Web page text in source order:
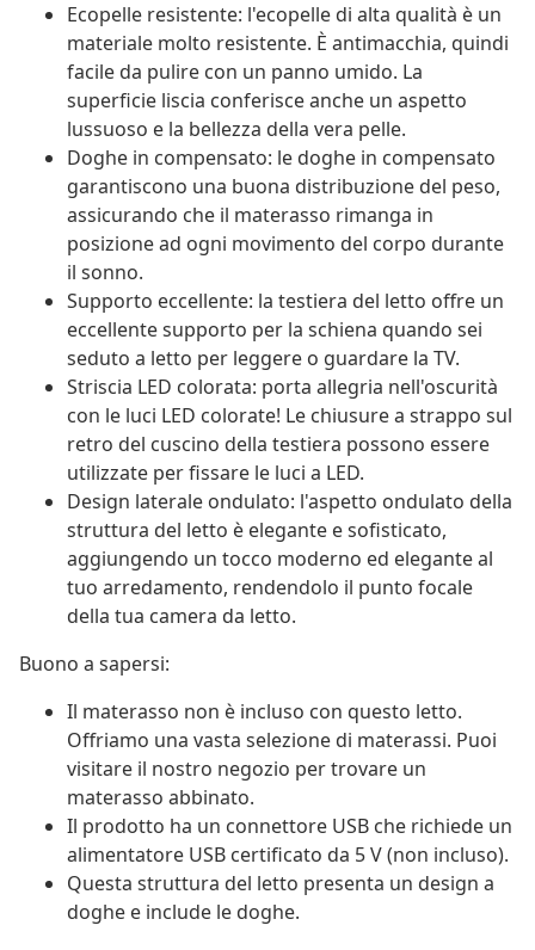
Ecopelle resistente: l'ecopelle di alta qualità è un
materiale molto resistente. È antimacchia, quindi
facile da pulire con un panno umido. La
superficie liscia conferisce anche un aspetto
lussuoso e la bellezza della vera pelle.
Doghe in compensato: le doghe in compensato
garantiscono una buona distribuzione del peso,
assicurando che il materasso rimanga in
posizione ad ogni movimento del corpo durante
il sonno.
Supporto eccellente: la testiera del letto offre un
eccellente supporto per la schiena quando sei
seduto a letto per leggere o guardare la TV.
Striscia LED colorata: porta allegria nell'oscurità
con le luci LED colorate! Le chiusure a strappo sul
retro del cuscino della testiera possono essere
utilizzate per fissare le luci a LED.
Design laterale ondulato: l'aspetto ondulato della
struttura del letto è elegante e sofisticato,
aggiungendo un tocco moderno ed elegante al
tuo arredamento, rendendolo il punto focale
della tua camera da letto.
Buono a sapersi:
Il materasso non è incluso con questo letto.
Offriamo una vasta selezione di materassi. Puoi
visitare il nostro negozio per trovare un
materasso abbinato.
Il prodotto ha un connettore USB che richiede un
alimentatore USB certificato da 5 V (non incluso).
Questa struttura del letto presenta un design a
doghe e include le doghe.